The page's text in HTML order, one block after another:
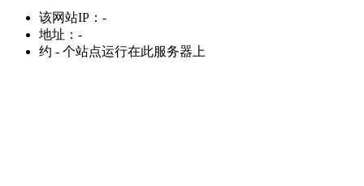
该网站IP： -
地址： -
约 - 个站点运行在此服务器上